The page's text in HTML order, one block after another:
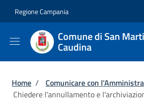
Regione Campania
Comune di San
Caudina
Briciole di pane
Home / Comunicare con
Chiedere l'annullamento e